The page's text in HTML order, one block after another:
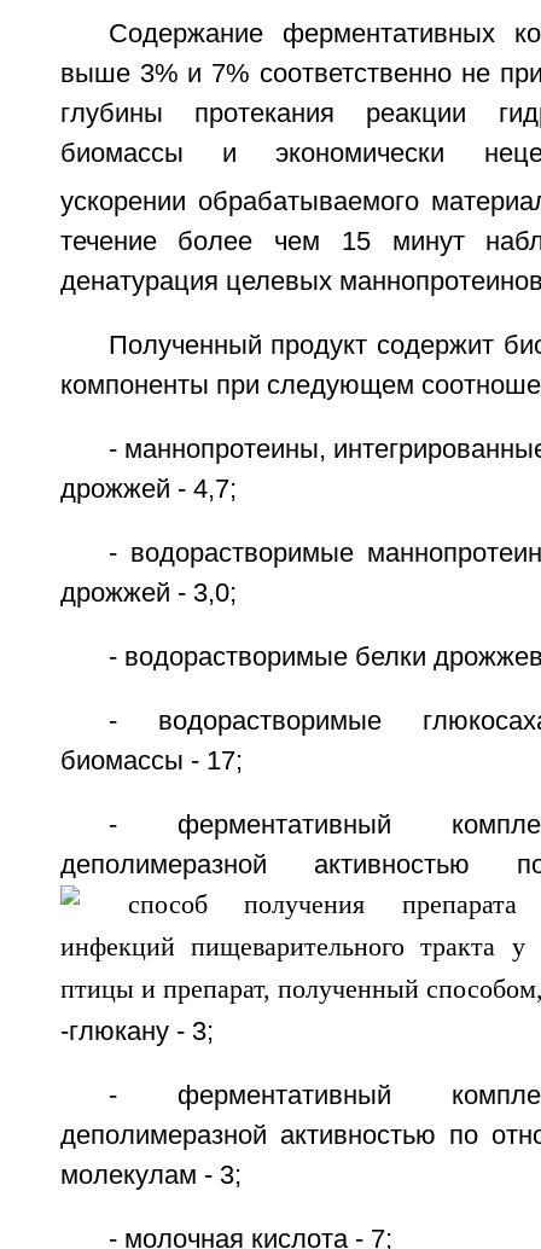
Содержание ферментативных
выше 3% и 7% соответственно не
глубины протекания реакции
биомассы и экономически
ускорении обрабатываемого
течение более чем 15 минут
денатурация целевых
Полученный продукт содержит
компоненты при следующем
- маннопротеины,
дрожжей - 4,7;
- водорастворимые
дрожжей - 3,0;
- водорастворимые белки
- водорастворимые
биомассы - 17;
- ферментативный
деполимеразной
-глюкану - 3;
- ферментативный
деполимеразной активностью по
молекулам - 3;
- молочная кислота - 7;